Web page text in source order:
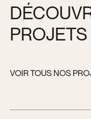
VOIR TOUS NOS